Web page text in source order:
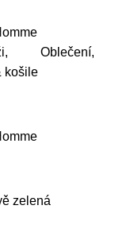
Oblečení,
košile
zelená